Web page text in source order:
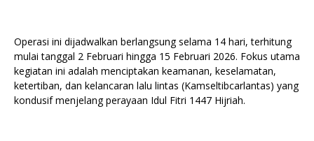
Operasi ini dijadwalkan berlangsung selama 14 hari, terhitung
mulai tanggal 2 Februari hingga 15 Februari 2026. Fokus utama
kegiatan ini adalah menciptakan keamanan, keselamatan,
ketertiban, dan kelancaran lalu lintas (Kamseltibcarlantas) yang
kondusif menjelang perayaan Idul Fitri 1447 Hijriah.